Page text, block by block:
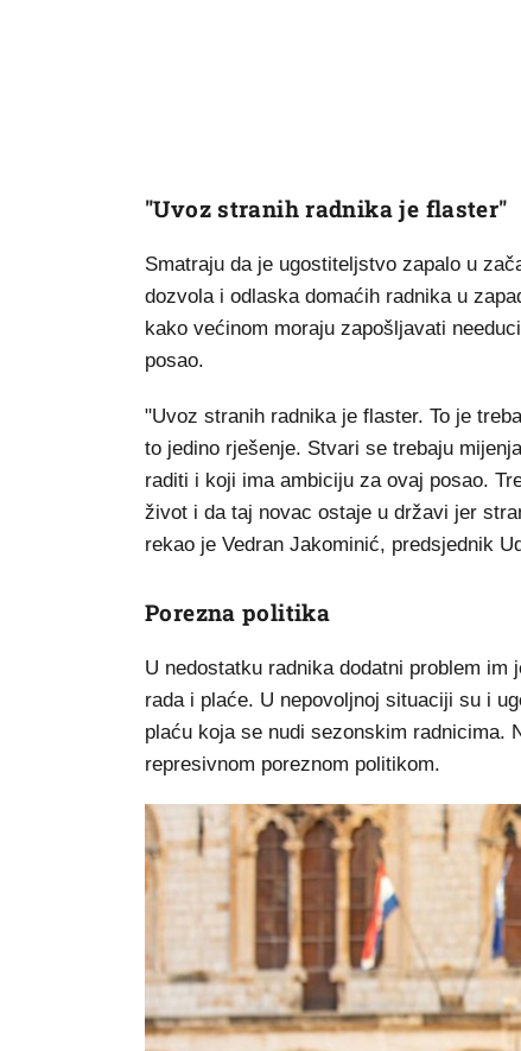
"Uvoz stranih radnika je flaster"
Smatraju da je ugostiteljstvo zapalo u
dozvola i odlaska domaćih radnika u
kako većinom moraju zapošljavati
posao.
"Uvoz stranih radnika je flaster. To je
to jedino rješenje. Stvari se trebaju
raditi i koji ima ambiciju za ovaj posao.
život i da taj novac ostaje u državi jer
rekao je Vedran Jakominić, predsjednik
Porezna politika
U nedostatku radnika dodatni problem
rada i plaće. U nepovoljnoj situaciji su i
plaću koja se nudi sezonskim radnicima.
represivnom poreznom politikom.